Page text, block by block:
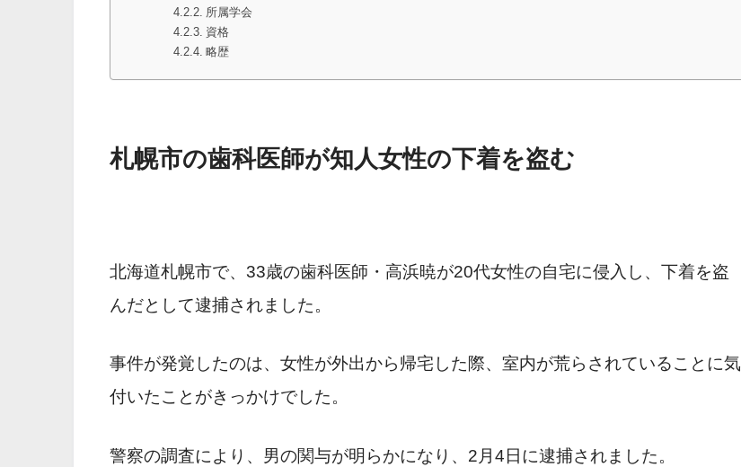
所属学会
資格
略歴
札幌市の歯科医師が知人女性の下着を盗む
北海道札幌市で、33歳の歯科医師・高浜暁が20代女性の自宅に侵入し、下着を盗
んだとして逮捕されました。
事件が発覚したのは、女性が外出から帰宅した際、室内が荒らされていることに気
付いたことがきっかけでした。
警察の調査により、男の関与が明らかになり、2月4日に逮捕されました。